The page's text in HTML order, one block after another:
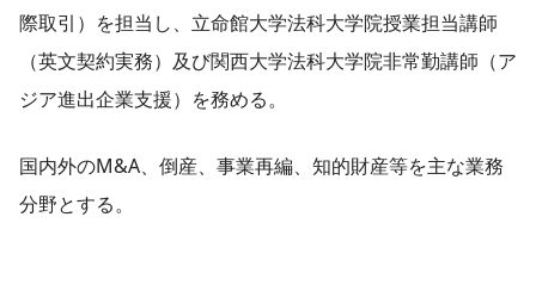
際取引）を担当し、立命館大学法科大学院授業担当講師
（英文契約実務）及び関西大学法科大学院非常勤講師（ア
ジア進出企業支援）を務める。
国内外のM&A、倒産、事業再編、知的財産等を主な業務
分野とする。